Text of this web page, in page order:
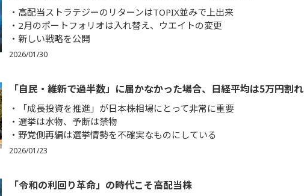
高配当ストラテジーのリターンはTOPIX並みで上出来
2月のポートフォリオは入れ替え、ウエイトの変更
新しい戦略を公開
2026/01/30
「自民・維新で過半数」に届かなかった場合、日経平均は5万円割れ
「成長投資を推進」が日本株相場にとって非常に重要
選挙は水物、予断は禁物
野党側再編は選挙情勢を不確実なものにしている
2026/01/23
「令和の利回り革命」の時代こそ高配当株